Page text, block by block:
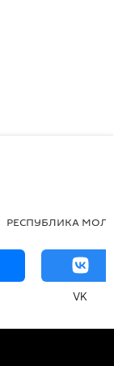
РЕСПУБЛИКА
VK